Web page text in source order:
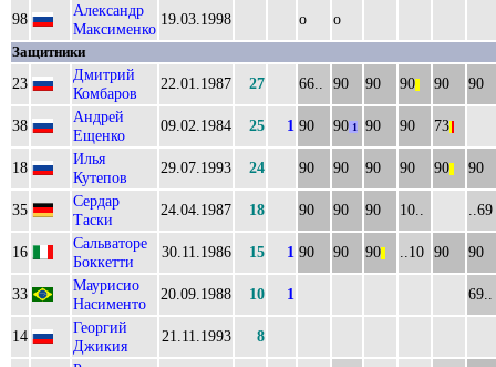
98
Александр
Максименко
19.03.1998 о о
Защитники
23
Дмитрий
Комбаров
22.01.1987 27 66.. 90 90 90 90 90
38
Андрей
Ещенко
09.02.1984 25 1 90 90 1 90 90 73
18
Илья
Кутепов
29.07.1993 24 90 90 90 90 90 90
35
Сердар
Таски
24.04.1987 18 90 90 90 10.. ..69
16
Сальваторе
Боккетти
30.11.1986 15 1 90 90 90 ..10 90 90
33
Маурисио
Насименто
20.09.1988 10 1 69..
14
Георгий
Джикия
21.11.1993 8